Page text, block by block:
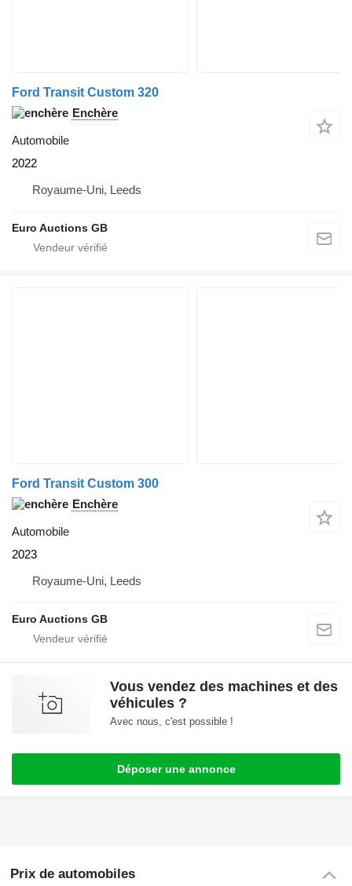
Ford Transit Custom 320
Enchère
Automobile
2022
Royaume-Uni, Leeds
Euro Auctions GB
Ford Transit Custom 300
Enchère
Automobile
2023
Royaume-Uni, Leeds
Euro Auctions GB
Vous vendez des machines et des
véhicules ?
Avec nous, c'est possible !
Déposer une annonce
Prix de automobiles